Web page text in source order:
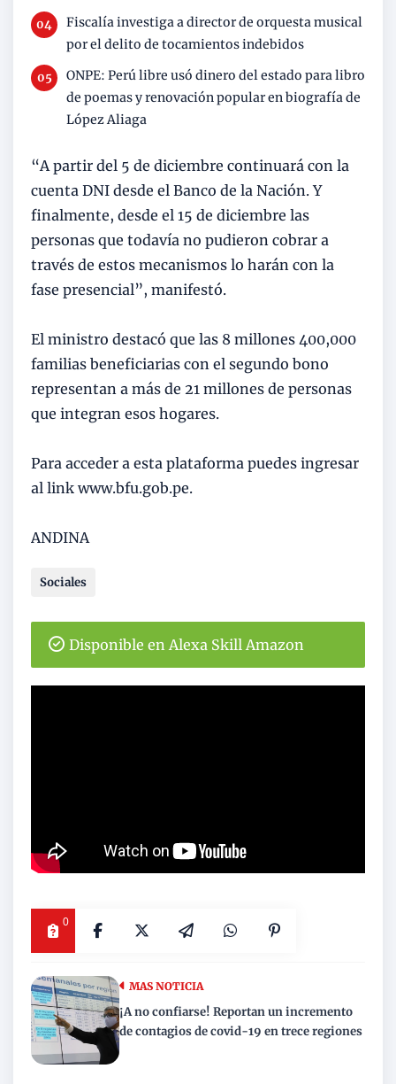
Fiscalía investiga a director de orquesta musical
por el delito de tocamientos indebidos
ONPE: Perú libre usó dinero del estado para libro
de poemas y renovación popular en biografía de
López Aliaga
“A partir del 5 de diciembre continuará con la
cuenta DNI desde el Banco de la Nación. Y
finalmente, desde el 15 de diciembre las
personas que todavía no pudieron cobrar a
través de estos mecanismos lo harán con la
fase presencial”, manifestó.
El ministro destacó que las 8 millones 400,000
familias beneficiarias con el segundo bono
representan a más de 21 millones de personas
que integran esos hogares.
Para acceder a esta plataforma puedes ingresar
al link www.bfu.gob.pe.
ANDINA
Sociales
Disponible en Alexa Skill Amazon
0
MAS NOTICIA
¡A no confiarse! Reportan un incremento
de contagios de covid-19 en trece regiones